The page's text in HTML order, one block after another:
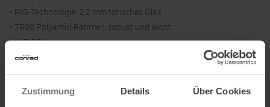
Zustimmung Details Über Cookies
• RIG-Technologie: 2,2 mm torisches Glas
• TR90 Polyamid-Rahmen: robust und leicht
• VLT: 25 %
Informationen zu EU Verordnung GPSR